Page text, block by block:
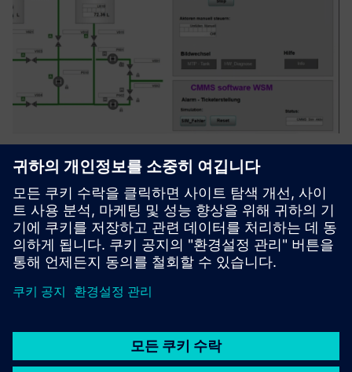
PCS "x" Service Portfolio for
SIMATIC PCS 7 & PCS neo
프로세스 라인 시스템 (SIMATIC PCS 7, PCS NEO) 지역 상담,
컨셉, 에디션, 제조 및 유지보수
자세히 알아보기